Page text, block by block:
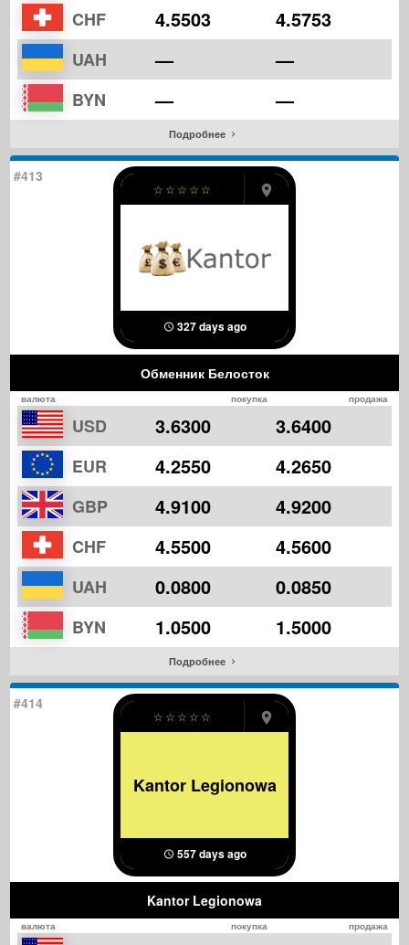
CHF 4.5503 4.5753
UAH — —
BYN — —
Подробнее
#413
☆
☆
☆
☆
☆
327 days ago
Обменник Белосток
валюта покупка продажа
USD 3.6300 3.6400
EUR 4.2550 4.2650
GBP 4.9100 4.9200
CHF 4.5500 4.5600
UAH 0.0800 0.0850
BYN 1.0500 1.5000
Подробнее
#414
☆
☆
☆
☆
☆
Kantor Legionowa
557 days ago
Kantor Legionowa
валюта покупка продажа